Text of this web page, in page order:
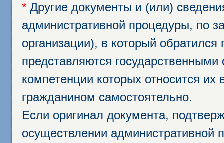
* Другие документы и (или)
административной процедуры, по
организации), в который
представляются
компетенции которых относится
гражданином самостоятельно.
Если оригинал документа,
осуществлении административной